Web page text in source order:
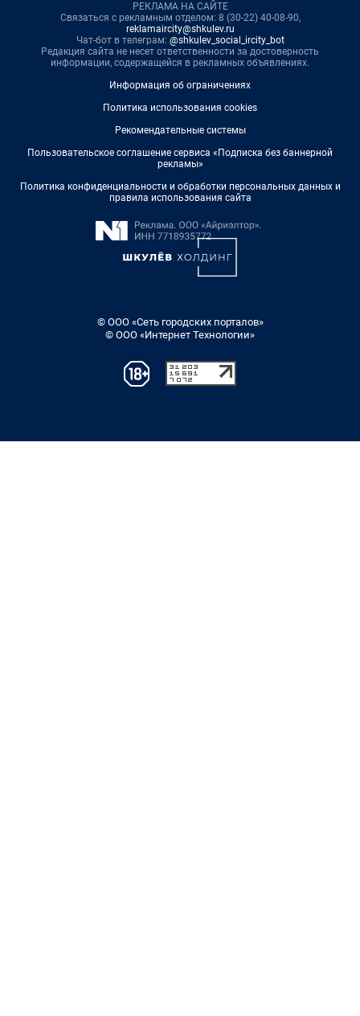
РЕКЛАМА НА САЙТЕ
Связаться с рекламным отделом: 8 (30-22) 40-08-90,
reklamaircity@shkulev.ru
Чат-бот в телеграм: @shkulev_social_ircity_bot
Редакция сайта не несет ответственности за достоверность
информации, содержащейся в рекламных объявлениях.
Информация об ограничениях
Политика использования cookies
Рекомендательные системы
Пользовательское соглашение сервиса «Подписка без баннерной
рекламы»
Политика конфиденциальности и обработки персональных данных и
правила использования сайта
© ООО «Сеть городских порталов»
© ООО «Интернет Технологии»